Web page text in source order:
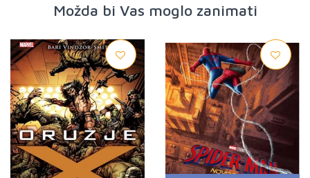
Možda bi Vas moglo zanimati